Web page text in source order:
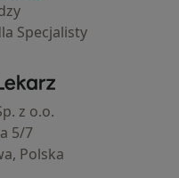
Specjalisty
- Strona główna
z o.o.
5/7
Polska